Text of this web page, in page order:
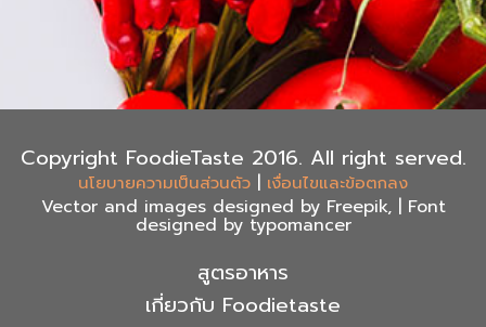
Copyright FoodieTaste 2016. All right served.
นโยบายความเป็นส่วนตัว | เงื่อนไขและข้อตกลง
Vector and images designed by Freepik, | Font
designed by typomancer
สูตรอาหาร
เกี่ยวกับ Foodietaste